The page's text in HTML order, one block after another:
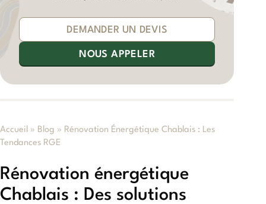
DEMANDER UN DEVIS
NOUS APPELER
Accueil » Blog » Rénovation Énergétique Chablais : Les
Tendances RGE
Rénovation énergétique
Chablais : Des solutions